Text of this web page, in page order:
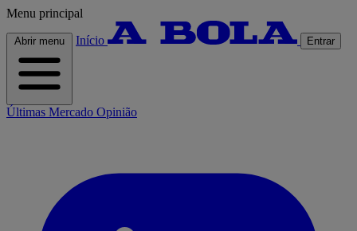
Menu principal
Abrir menu Início Entrar
Últimas Mercado Opinião